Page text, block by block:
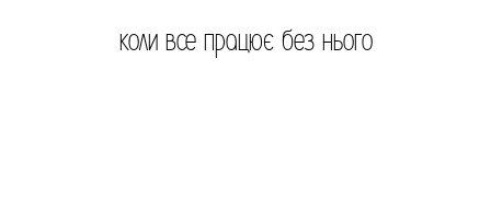
коли все працює без нього